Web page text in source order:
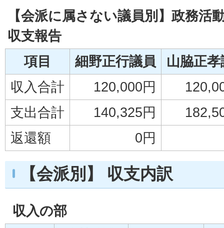
【会派に属さない議員別】政務活
収支報告
項目
細野正行議員
山脇正
収入合計
120,000円
支出合計
140,325円
返還額
0円
【会派別】 収支内訳
収入の部